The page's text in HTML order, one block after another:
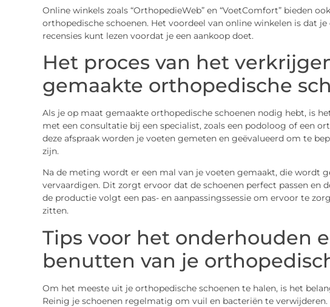
Online winkels zoals “OrthopedieWeb” en “VoetComfort” bieden
orthopedische schoenen. Het voordeel van online winkelen is dat
recensies kunt lezen voordat je een aankoop doet.
Het proces van het
gemaakte orthopedische
Als je op maat gemaakte orthopedische schoenen nodig hebt, is
met een consultatie bij een specialist, zoals een podoloog of een
deze afspraak worden je voeten gemeten en geëvalueerd om te
zijn.
Na de meting wordt er een mal van je voeten gemaakt, die wordt
vervaardigen. Dit zorgt ervoor dat de schoenen perfect passen en
de productie volgt een pas- en aanpassingssessie om ervoor te
zitten.
Tips voor het onderhouden
benutten van je
Om het meeste uit je orthopedische schoenen te halen, is het
Reinig je schoenen regelmatig om vuil en bacteriën te